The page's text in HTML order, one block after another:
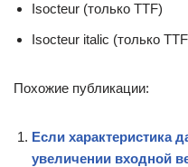
Isocteur (только TTF)
Isocteur italic (только
Похожие публикации:
Если характеристика
увеличении входной